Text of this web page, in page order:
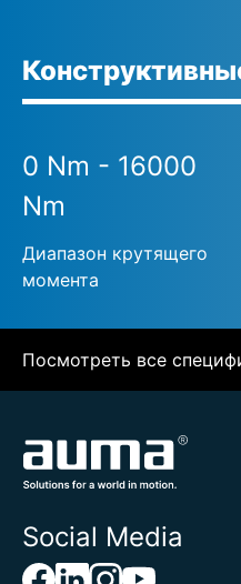
0 Nm - 16000
Nm
Диапазон крутящего
момента
Посмотреть все
Social Media